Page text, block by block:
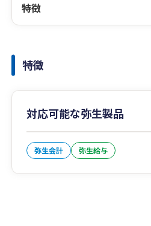
特徴
特徴
対応可能な弥生製品
弥生会計 弥生給与